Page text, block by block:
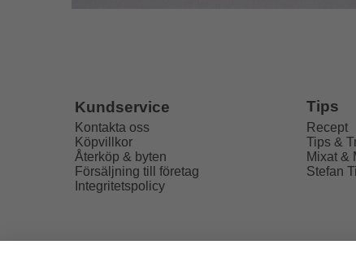
Kundservice
Kontakta oss
Köpvillkor
Återköp & byten
Försäljning till företag
Integritetspolicy
Tips
Recept
Tips &
Mixat &
Stefan